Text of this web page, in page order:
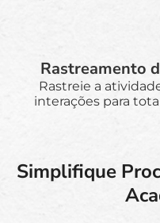
Rastreamento
Rastreie a
interações para
Simplifique